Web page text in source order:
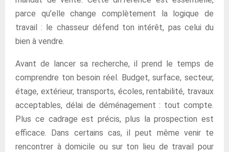
parce qu’elle change complètement la logique de
travail : le chasseur défend ton intérêt, pas celui du
bien à vendre.
Avant de lancer sa recherche, il prend le temps de
comprendre ton besoin réel. Budget, surface, secteur,
étage, extérieur, transports, écoles, rentabilité, travaux
acceptables, délai de déménagement : tout compte.
Plus ce cadrage est précis, plus la prospection est
efficace. Dans certains cas, il peut même venir te
rencontrer à domicile ou sur ton lieu de travail pour